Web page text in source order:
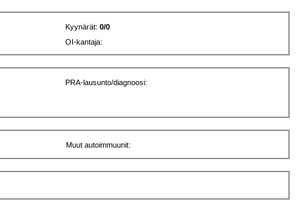
Kyynärät:0/0
OI-kantaja:
PRA-lausunto/diagnoosi:
Muut autoimmuunit: